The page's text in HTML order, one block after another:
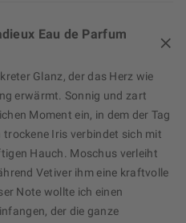
Eau de Parfum
Glanz, der das Herz wie
erwärmt. Sonnig und zart
Moment ein, in dem der Tag
Iris verbindet sich mit
Hauch. Moschus verleiht
Vetiver ihm eine kraftvolle
Note wollte ich einen
der die ganze